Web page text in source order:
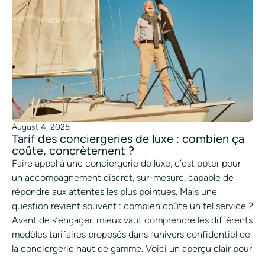
August 4, 2025
Tarif des conciergeries de luxe : combien ça
coûte, concrètement ?
Faire appel à une conciergerie de luxe, c’est opter pour
un accompagnement discret, sur-mesure, capable de
répondre aux attentes les plus pointues. Mais une
question revient souvent : combien coûte un tel service ?
Avant de s’engager, mieux vaut comprendre les différents
modèles tarifaires proposés dans l’univers confidentiel de
la conciergerie haut de gamme. Voici un aperçu clair pour